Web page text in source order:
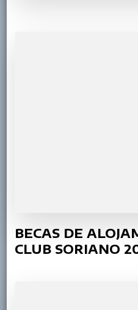
BECAS DE
CLUB SORIANO